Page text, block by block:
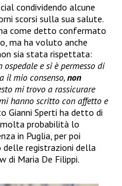
condividendo alcune
scorsi sulla sua salute.
come detto confermato
ma ha voluto anche
sia stata rispettata:
e si è permesso di
il mio consenso, non
mi trovo a rassicurare
hanno scritto con affetto e
Gianni Sperti ha detto di
molta probabilità lo
in Puglia, per poi
delle registrazioni della
di Maria De Filippi.